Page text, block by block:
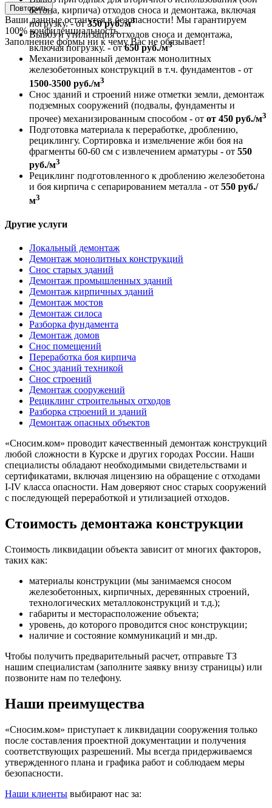
Повторить
Ваши данные останутся в безопасности! Мы гарантируем
100% конфиденциальность.
Заполнение формы ни к чему Вас не обязывает!
бетона, кирпича) отходов сноса и демонтажа, включая
погрузку. - от350 руб./м3
Вывоз и утилизация отходов сноса и демонтажа,
включая погрузку. - от650 руб./м3
Механизированный демонтаж монолитных
железобетонных конструкций в т.ч. фундаментов - от
1500-3500 руб./м3
Снос зданий и строений ниже отметки земли, демонтаж
подземных сооружений (подвалы, фундаменты и
прочее) механизированным способом - от от 450 руб./м3
Подготовка материала к переработке, дроблению,
рециклингу. Сортировка и измельчение жби боя на
фрагменты 60-60 см с извлечением арматуры - от 550
руб./м3
Рециклинг подготовленного к дроблению железобетона
и боя кирпича с сепарированием металла - от 550 руб./
м3
Другие услуги
Локальный демонтаж
Демонтаж монолитных конструкций
Снос старых зданий
Демонтаж промышленных зданий
Демонтаж кирпичных зданий
Демонтаж мостов
Демонтаж силоса
Разборка фундамента
Демонтаж домов
Снос помещений
Переработка боя кирпича
Снос зданий техникой
Снос строений
Демонтаж сооружений
Рециклинг строительных отходов
Разборка строений и зданий
Демонтаж опасных объектов
«Сносим.ком» проводит качественный демонтаж конструкций
любой сложности в Курске и других городах России. Наши
специалисты обладают необходимыми свидетельствами и
сертификатами, включая лицензию на обращение с отходами
I-IV класса опасности. Нам доверяют снос старых сооружений
с последующей переработкой и утилизацией отходов.
Стоимость демонтажа конструкции
Стоимость ликвидации объекта зависит от многих факторов,
таких как:
материалы конструкции (мы занимаемся сносом
железобетонных, кирпичных, деревянных строений,
технологических металлоконструкций и т.д.);
габариты и месторасположение объекта;
уровень, до которого проводится снос конструкции;
наличие и состояние коммуникаций и мн.др.
Чтобы получить предварительный расчет, отправьте ТЗ
нашим специалистам (заполните заявку внизу страницы) или
позвоните нам по телефону.
Наши преимущества
«Сносим.ком» приступает к ликвидации сооружения только
после составления проектной документации и получения
соответствующих разрешений. Мы всегда придерживаемся
утвержденного плана и графика работ и соблюдаем меры
безопасности.
Наши клиенты выбирают нас за: